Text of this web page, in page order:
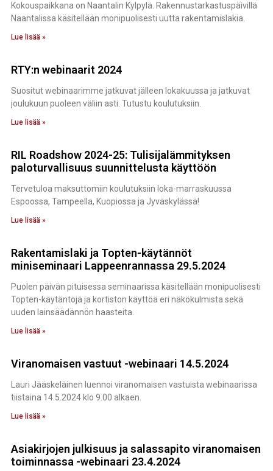
Kokouspaikkana on Naantalin Kylpylä. Rakennustarkastuspäivillä
Naantalissa käsitellään monipuolisesti uutta rakentamislakia.
Lue lisää »
RTY:n webinaarit 2024
Suositut webinaarimme jatkuvat jälleen lokakuussa ja jatkuvat
joulukuun puoleen väliin asti. Tutustu koulutuksiin.
Lue lisää »
RIL Roadshow 2024-25: Tulisijalämmityksen
paloturvallisuus suunnittelusta käyttöön
Tervetuloa maksuttomiin koulutuksiin loka-marraskuussa
Espoossa, Tampeella, Kuopiossa ja Jyväskylässä!
Lue lisää »
Rakentamislaki ja Topten-käytännöt
miniseminaari Lappeenrannassa 29.5.2024
Puolen päivän pituisessa seminaarissa käsitellään monipuolisesti
Topten-käytäntöjä ja kortiston käyttöä eri näkökulmista sekä
uuden lainsäädännön haasteita.
Lue lisää »
Viranomaisen vastuut -webinaari 14.5.2024
Lauri Jääskeläinen luennoi viranomaisen vastuista webinaarissa
tiistaina 14.5.2024 klo 9.00 alkaen.
Lue lisää »
Asiakirjojen julkisuus ja salassapito viranomaisen
toiminnassa -webinaari 23.4.2024